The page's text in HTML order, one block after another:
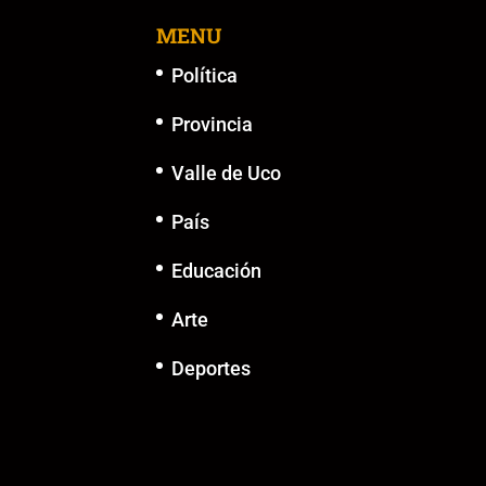
MENU
Política
Provincia
Valle de Uco
País
Educación
Arte
Deportes